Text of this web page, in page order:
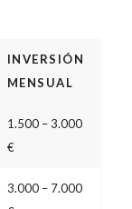
INVERSIÓN
MENSUAL
1.500 – 3.000
€
3.000 – 7.000